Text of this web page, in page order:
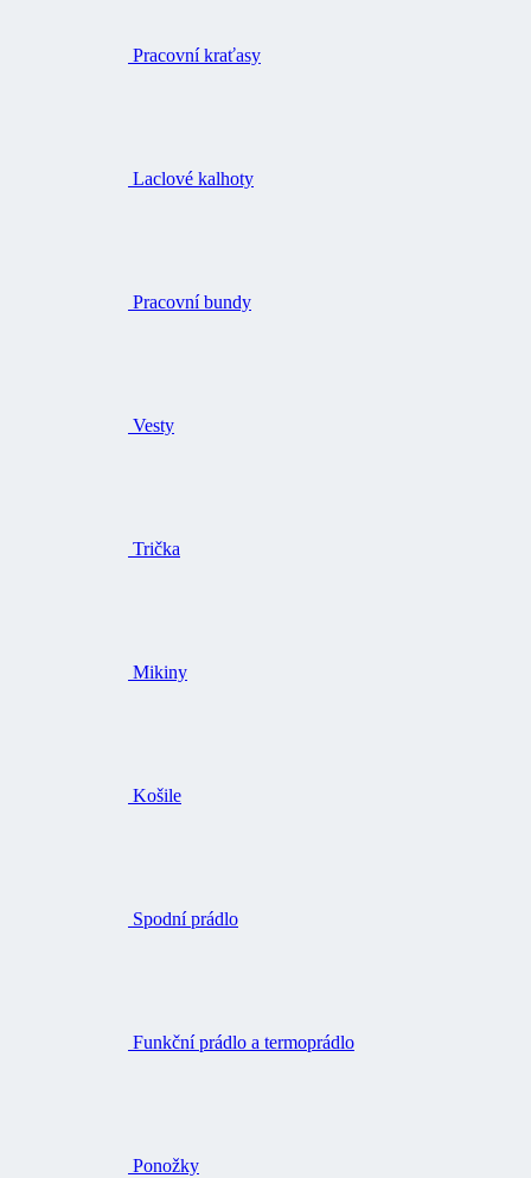
Pracovní kraťasy
Laclové kalhoty
Pracovní bundy
Vesty
Trička
Mikiny
Košile
Spodní prádlo
Funkční prádlo a termoprádlo
Ponožky